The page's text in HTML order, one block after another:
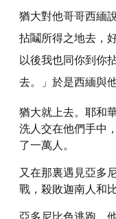
猶大對他哥哥西緬
拈鬮所得之地去，
以後我也同你到你
去。」於是西緬與他
猶大就上去。耶和
洗人交在他們手中
了一萬人。
又在那裏遇見亞多
戰，殺敗迦南人和
亞多尼比色逃跑，